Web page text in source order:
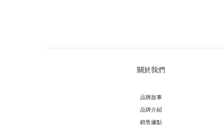
關於我們
品牌故事
品牌介紹
銷售據點